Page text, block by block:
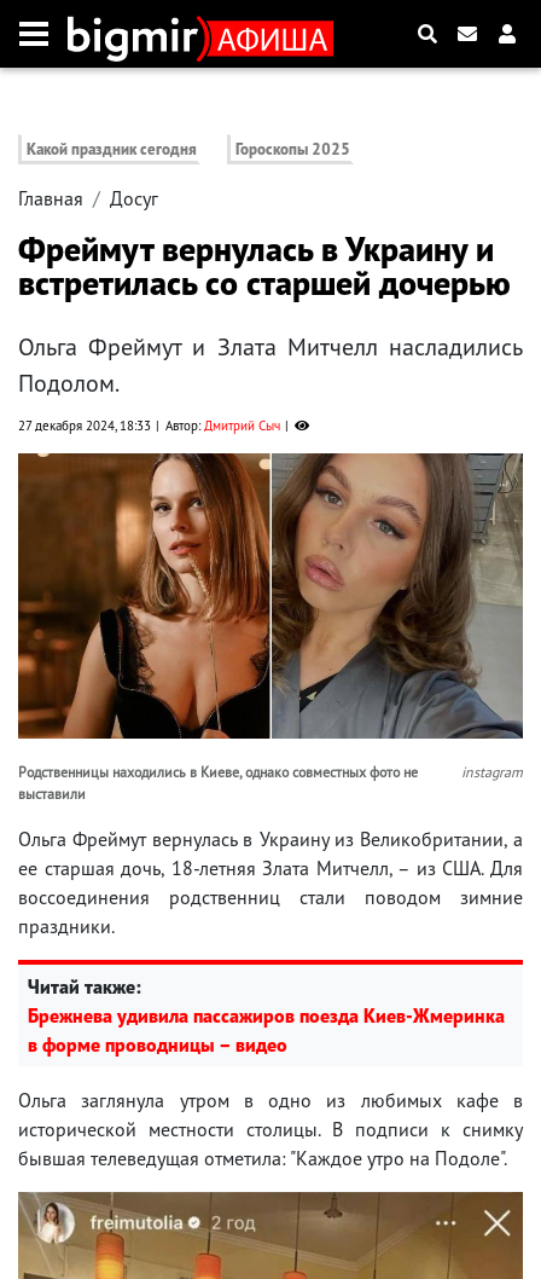
Какой праздник сегодня Гороскопы 2025
Главная Досуг
Фреймут вернулась в Украину и
встретилась со старшей дочерью
Ольга Фреймут и Злата Митчелл насладились
Подолом.
27 декабря 2024, 18:33 Автор:Дмитрий Сыч
Родственницы находились в Киеве, однако совместных фото не
выставили
instagram
Ольга Фреймут вернулась в Украину из Великобритании, а
ее старшая дочь, 18-летняя Злата Митчелл, – из США. Для
воссоединения родственниц стали поводом зимние
праздники.
Читай также:
Брежнева удивила пассажиров поезда Киев-Жмеринка
в форме проводницы – видео
Ольга заглянула утром в одно из любимых кафе в
исторической местности столицы. В подписи к снимку
бывшая телеведущая отметила: "Каждое утро на Подоле".